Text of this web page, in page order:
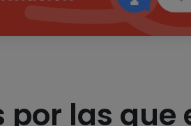
por las